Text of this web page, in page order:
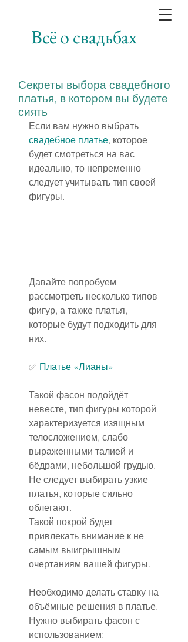
Всё о свадьбах
Секреты выбора свадебного
платья, в котором вы будете
сиять
Если вам нужно выбрать
свадебное платье, которое
будет смотреться на вас
идеально, то непременно
следует учитывать тип своей
фигуры.
Давайте попробуем
рассмотреть несколько типов
фигур, а также платья,
которые будут подходить для
них.
✅️ Платье «Лианы»
Такой фасон подойдёт
невесте, тип фигуры которой
характеризуется изящным
телосложением, слабо
выраженными талией и
бёдрами, небольшой грудью.
Не следует выбирать узкие
платья, которые сильно
облегают.
Такой покрой будет
привлекать внимание к не
самым выигрышным
очертаниям вашей фигуры.
Необходимо делать ставку на
объёмные решения в платье.
Нужно выбирать фасон с
использованием: